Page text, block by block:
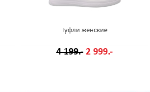
Туфли женские
4 199.- 2 999.-